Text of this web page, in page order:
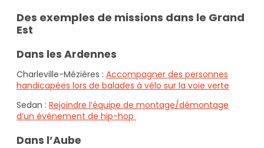
Des exemples de missions dans le Grand
Est
Dans les Ardennes
Charleville-Mézières : Accompagner des personnes
handicapées lors de balades à vélo sur la voie verte
Sedan : Rejoindre l’équipe de montage/démontage
d’un événement de hip-hop
Dans l’Aube